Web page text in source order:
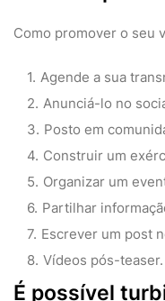
Como promover o seu
Agende a sua
Anunciá-lo no
Posto em
Construir um
Organizar um
Partilhar
Escrever um post
Vídeos pós-teaser.
É possível